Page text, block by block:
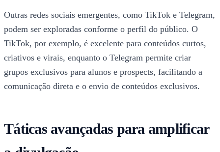
Outras redes sociais emergentes, como TikTok e Telegram,
podem ser exploradas conforme o perfil do público. O
TikTok, por exemplo, é excelente para conteúdos curtos,
criativos e virais, enquanto o Telegram permite criar
grupos exclusivos para alunos e prospects, facilitando a
comunicação direta e o envio de conteúdos exclusivos.
Táticas avançadas para amplificar